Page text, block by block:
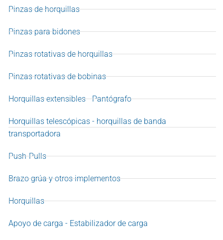
Pinzas de horquillas
Pinzas para bidones
Pinzas rotativas de horquillas
Pinzas rotativas de bobinas
Horquillas extensibles - Pantógrafo
Horquillas telescópicas - horquillas de banda
transportadora
Push-Pulls
Brazo grúa y otros implementos
Horquillas
Apoyo de carga - Estabilizador de carga